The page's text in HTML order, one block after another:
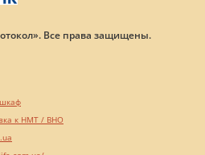
Все права защищены.
к НМТ / ВНО